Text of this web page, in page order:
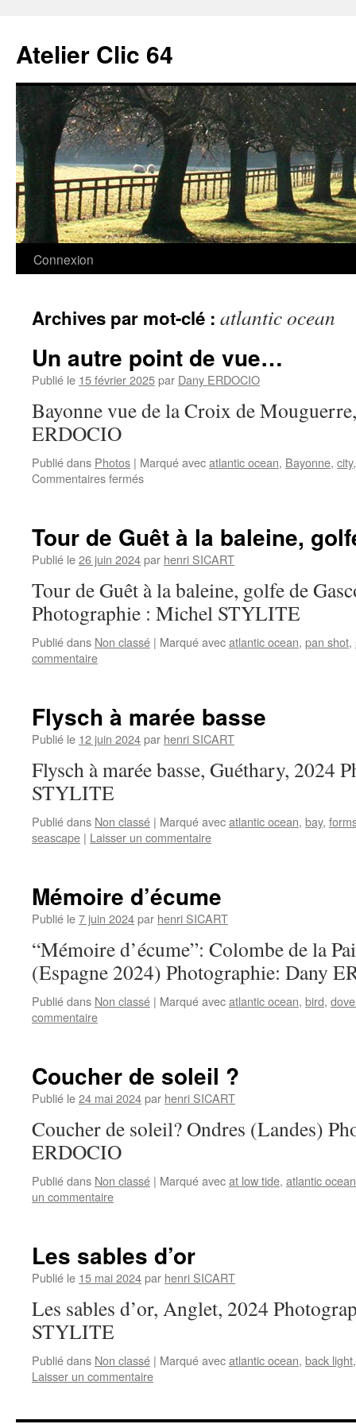
contenu
Atelier Clic 64
Connexion
Archives par mot-clé : atlantic ocean
Un autre point de vue…
Publié le 15 février 2025par Dany ERDOCIO
Bayonne vue de la Croix de
ERDOCIO
Publié dans Photos | Marqué avecatlantic ocean, Bayonne, city
Commentaires ferméssur
de
vue…
Tour de Guêt à la baleine,
Publié le26 juin 2024par henri SICART
Tour de Guêt à la baleine, golfe de
Photographie : Michel STYLITE
Publié dans Non classé | Marqué avecatlantic ocean, pan shot,
commentaire
Flysch à marée basse
Publié le 12 juin 2024par henri SICART
Flysch à marée basse, Guéthary, 2024
STYLITE
Publié dans Non classé | Marqué avecatlantic ocean, bay,
seascape | Laisser un commentaire
Mémoire d’écume
Publié le7 juin 2024par henri SICART
“Mémoire d’écume”: Colombe de la
(Espagne 2024) Photographie: Dany
Publié dans Non classé | Marqué avecatlantic ocean, bird,
commentaire
Coucher de soleil ?
Publié le24 mai 2024par henri SICART
Coucher de soleil? Ondres (Landes)
ERDOCIO
Publié dans Non classé | Marqué avecat low tide, atlantic ocean
un commentaire
Les sables d’or
Publié le 15 mai 2024par henri SICART
Les sables d’or, Anglet, 2024
STYLITE
Publié dans Non classé | Marqué avecatlantic ocean, back light
Laisser un commentaire